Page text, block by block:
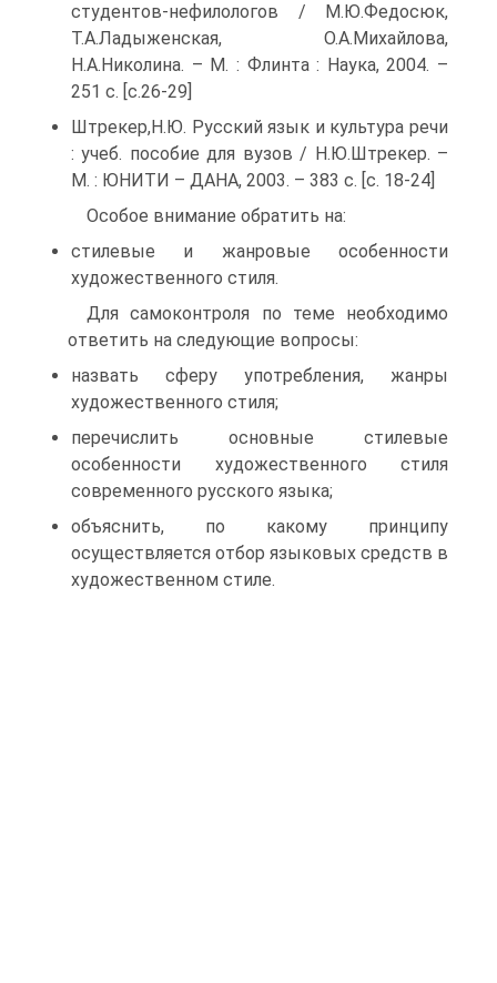
студентов-нефилологов / М.Ю.Федосюк,
Т.А.Ладыженская, О.А.Михайлова,
Н.А.Николина. – М. : Флинта : Наука, 2004. –
251 с. [с.26-29]
Штрекер,Н.Ю. Русский язык и культура речи
: учеб. пособие для вузов / Н.Ю.Штрекер. –
М. : ЮНИТИ – ДАНА, 2003. – 383 с. [с. 18-24]
Особое внимание обратить на:
стилевые и жанровые особенности
художественного стиля.
Для самоконтроля по теме необходимо
ответить на следующие вопросы:
назвать сферу употребления, жанры
художественного стиля;
перечислить основные стилевые
особенности художественного стиля
современного русского языка;
объяснить, по какому принципу
осуществляется отбор языковых средств в
художественном стиле.